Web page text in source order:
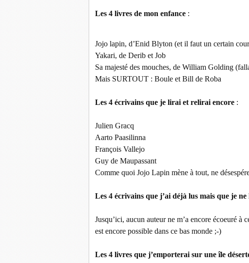
Les 4 livres de mon enfance :
Jojo lapin, d’Enid Blyton (et il faut un certain
Yakari, de Derib et Job
Sa majesté des mouches, de William Golding
Mais SURTOUT : Boule et Bill de Roba
Les 4 écrivains que je lirai et relirai encore :
Julien Gracq
Aarto Paasilinna
François Vallejo
Guy de Maupassant
Comme quoi Jojo Lapin mène à tout, ne
Les 4 écrivains que j’ai déjà lus mais que je
Jusqu’ici, aucun auteur ne m’a encore écoeuré à
est encore possible dans ce bas monde ;-)
Les 4 livres que j’emporterai sur une île